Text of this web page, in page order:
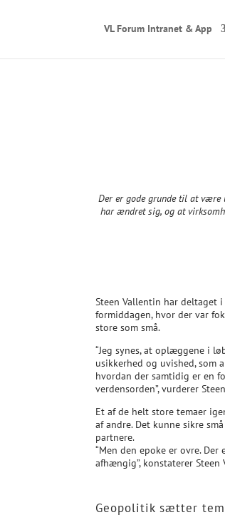
VL Forum Intranet & App
Der er gode grunde til at være
har ændret sig, og at
Steen Vallentin har deltaget
formiddagen, hvor der var
store som små.
“Jeg synes, at oplæggene i
usikkerhed og uvished, som
hvordan der samtidig er en
verdensorden”, vurderer
Et af de helt store temaer
af andre. Det kunne sikre
partnere.
“Men den epoke er ovre.
afhængig”, konstaterer Steen
Geopolitik sætter